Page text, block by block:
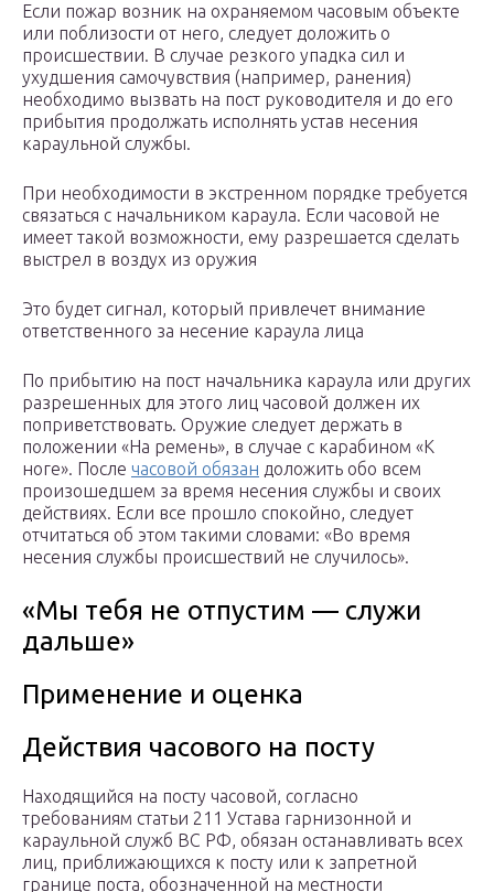
Если пожар возник на охраняемом часовым объекте
или поблизости от него, следует доложить о
происшествии. В случае резкого упадка сил и
ухудшения самочувствия (например, ранения)
необходимо вызвать на пост руководителя и до его
прибытия продолжать исполнять устав несения
караульной службы.
При необходимости в экстренном порядке требуется
связаться с начальником караула. Если часовой не
имеет такой возможности, ему разрешается сделать
выстрел в воздух из оружия
Это будет сигнал, который привлечет внимание
ответственного за несение караула лица
По прибытию на пост начальника караула или других
разрешенных для этого лиц часовой должен их
поприветствовать. Оружие следует держать в
положении «На ремень», в случае с карабином «К
ноге». После часовой обязан доложить обо всем
произошедшем за время несения службы и своих
действиях. Если все прошло спокойно, следует
отчитаться об этом такими словами: «Во время
несения службы происшествий не случилось».
«Мы тебя не отпустим — служи
дальше»
Применение и оценка
Действия часового на посту
Находящийся на посту часовой, согласно
требованиям статьи 211 Устава гарнизонной и
караульной служб ВС РФ, обязан останавливать всех
лиц, приближающихся к посту или к запретной
границе поста, обозначенной на местности